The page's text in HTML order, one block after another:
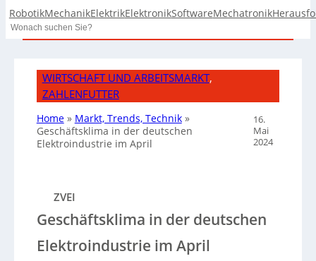
RobotikMechanikElektrikElektronikSoftwareMechatronik
Search
WIRTSCHAFT UND ARBEITSMARKT
ZAHLENFUTTER
Home» Markt, Trends, Technik»
Geschäftsklima in der deutschen
Elektroindustrie im April
16.
Mai
2024
ZVEI
Geschäftsklima in der deutschen
Elektroindustrie im April